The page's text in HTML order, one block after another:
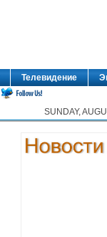
Телевидение
SUNDAY,